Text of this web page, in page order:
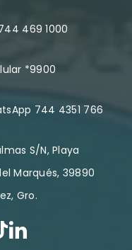
469 1000
*9900
744 4351 766
S/N, Playa
Marqués, 39890
Gro.